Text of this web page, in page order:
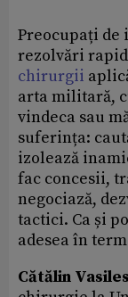
Preocupați
rezolvări
chirurgii
arta militară,
vindeca sau
suferința:
izolează
fac concesii,
negociază,
tactici. Ca și
adesea în
Cătălin